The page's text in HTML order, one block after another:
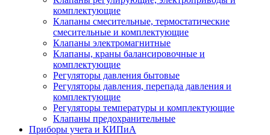
комплектующие
Клапаны смесительные, термостатические
смесительные и комплектующие
Клапаны электромагнитные
Клапаны, краны балансировочные и
комплектующие
Регуляторы давления бытовые
Регуляторы давления, перепада давления и
комплектующие
Регуляторы температуры и комплектующие
Клапаны предохранительные
Приборы учета и КИПиА